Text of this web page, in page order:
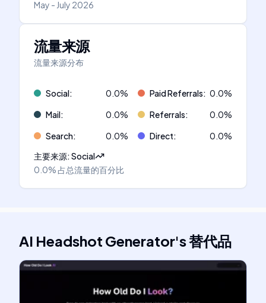
May - July 2026
流量来源
流量来源分布
Social: 0.0% Paid Referrals: 0.0%
Mail: 0.0% Referrals: 0.0%
Search: 0.0% Direct: 0.0%
主要来源:Social
0.0%占总流量的百分比
AI Headshot Generator's替代品